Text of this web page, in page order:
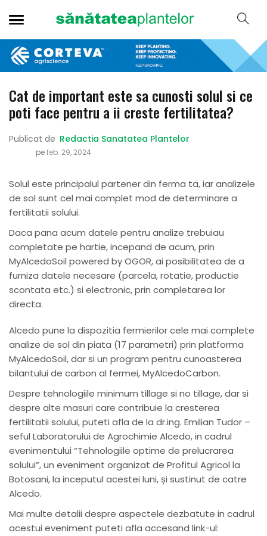
Cat de important este sa cunosti solul si ce
poti face pentru a ii creste fertilitatea?
Publicat de Redactia Sanatatea Plantelor
pefeb. 29, 2024
Solul este principalul partener din ferma ta, iar analizele
de sol sunt cel mai complet mod de determinare a
fertilitatii solului.
Daca pana acum datele pentru analize trebuiau
completate pe hartie, incepand de acum, prin
MyAlcedoSoil powered by OGOR, ai posibilitatea de a
furniza datele necesare (parcela, rotatie, productie
scontata etc.) si electronic, prin completarea lor
directa.
Alcedo pune la dispozitia fermierilor cele mai complete
analize de sol din piata (17 parametri) prin platforma
MyAlcedoSoil, dar si un program pentru cunoasterea
bilantului de carbon al fermei, MyAlcedoCarbon.
Despre tehnologiile minimum tillage si no tillage, dar si
despre alte masuri care contribuie la cresterea
fertilitatii solului, puteti afla de la dr.ing. Emilian Tudor –
seful Laboratorului de Agrochimie Alcedo, in cadrul
evenimentului “Tehnologiile optime de prelucrarea
solului”, un eveniment organizat de Profitul Agricol la
Botosani, la inceputul acestei luni, și sustinut de catre
Alcedo.
Mai multe detalii despre aspectele dezbatute in cadrul
acestui eveniment puteti afla accesand link-ul: